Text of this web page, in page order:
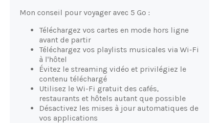
Mon conseil pour voyager avec 5 Go :
Téléchargez vos cartes en mode hors ligne
avant de partir
Téléchargez vos playlists musicales via Wi-Fi
à l'hôtel
Évitez le streaming vidéo et privilégiez le
contenu téléchargé
Utilisez le Wi-Fi gratuit des cafés,
restaurants et hôtels autant que possible
Désactivez les mises à jour automatiques de
vos applications